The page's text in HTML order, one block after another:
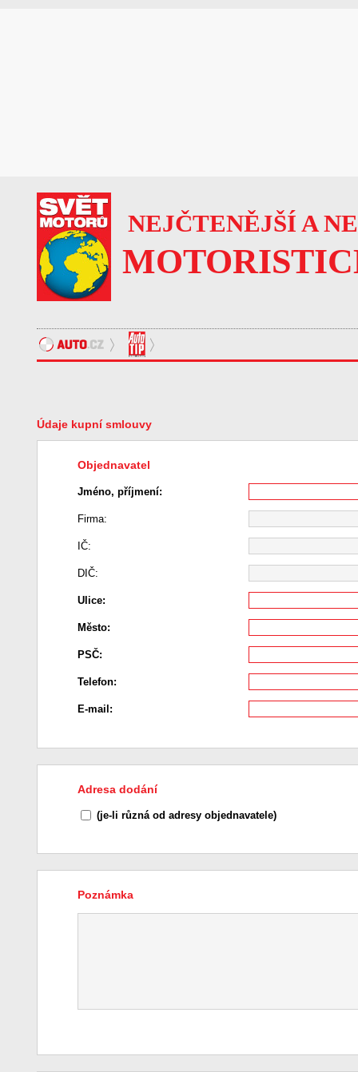
NEJČTENĚJŠÍ A
Údaje kupní smlouvy
Objednavatel
Jméno, příjmení:
Firma:
IČ:
DIČ:
Ulice:
Město:
PSČ:
Telefon:
E-mail:
Adresa dodání
(je-li různá od adresy objednavatele)
Poznámka